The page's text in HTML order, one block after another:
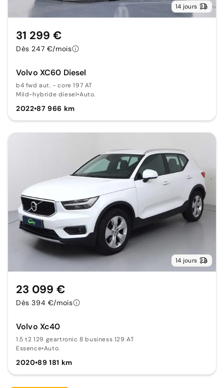
14 jours
Volvo XC60 Diesel
b4 fwd aut. - core 197 AT
Mild-hybride diesel•Auto.
2022•87 966 km
31 299 €
Dès 247 €/mois
14 jours
Volvo Xc40
1.5 t2 129 geartronic 8 business 129 AT
Essence•Auto.
2020•89 181 km
23 099 €
Dès 394 €/mois